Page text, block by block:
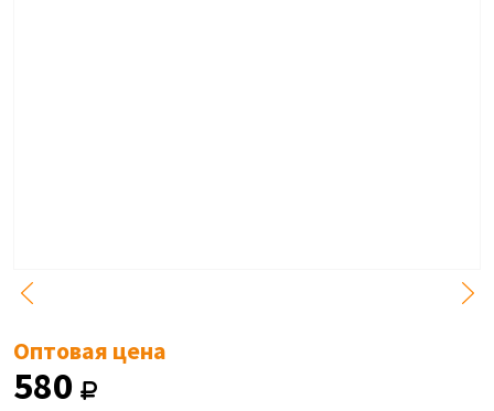
Оптовая цена
580